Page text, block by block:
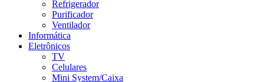
Refrigerador
Purificador
Ventilador
Informática
Eletrônicos
TV
Celulares
Mini System/Caixa